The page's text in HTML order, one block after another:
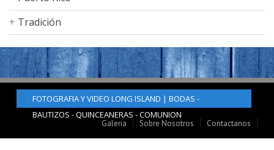
Tradición
FOTOGRAFIA Y VIDEO LONG ISLAND | BODAS -
BAUTIZOS - QUINCEANERAS - COMUNION
Galeria Sobre Nosotros Contactanos